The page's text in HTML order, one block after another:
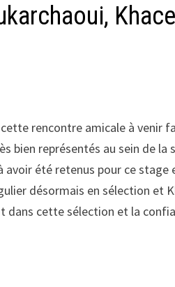
rencontre amicale à venir
bien représentés au sein de la
avoir été retenus pour ce stage
désormais en sélection et
dans cette sélection et la